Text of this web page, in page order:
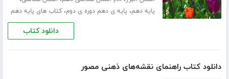
پایه دهم، پایه ی دهم دوره ی دوم،کتاب های پایه دهم
دانلود کتاب
دانلود کتاب راهنمای نقشه‌های ذهنی مصور